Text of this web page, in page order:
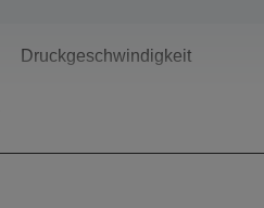
Druckgeschwindigkeit